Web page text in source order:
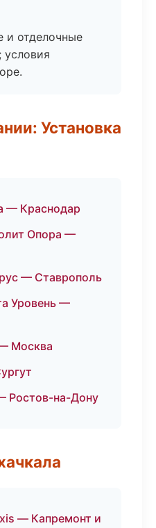
и отделочные
Установка
— Краснодар
Опора —
— Ставрополь
Уровень —
Москва
Ростов-на-Дону
— Капремонт и